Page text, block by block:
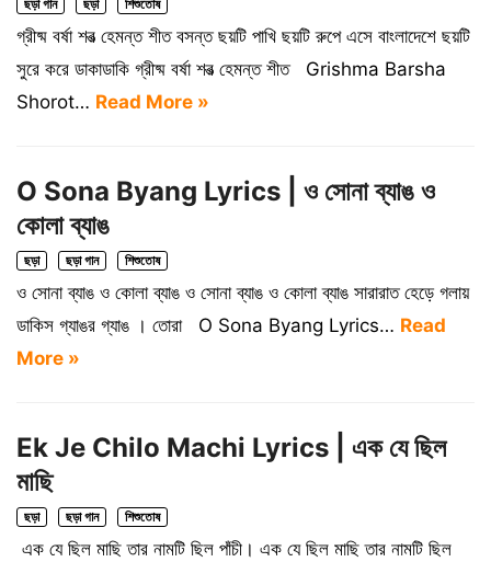
ছড়া গান ছড়া শিশুতোষ
গ্রীষ্ম বর্ষা শরত্‍ হেমন্ত শীত বসন্ত ছয়টি পাখি ছয়টি রুপে এসে বাংলাদেশে ছয়টি
সুরে করে ডাকাডাকি গ্রীষ্ম বর্ষা শরত্‍ হেমন্ত শীত Grishma Barsha
Shorot… Read More »
O Sona Byang Lyrics | ও সোনা ব্যাঙ ও
কোলা ব্যাঙ
ছড়া ছড়া গান শিশুতোষ
ও সোনা ব্যাঙ ও কোলা ব্যাঙ ও সোনা ব্যাঙ ও কোলা ব্যাঙ সারারাত হেড়ে গলায়
ডাকিস গ্যাঙর গ্যাঙ । তোরা O Sona Byang Lyrics… Read
More »
Ek Je Chilo Machi Lyrics | এক যে ছিল
মাছি
ছড়া ছড়া গান শিশুতোষ
এক যে ছিল মাছি তার নামটি ছিল পাঁচী। এক যে ছিল মাছি তার নামটি ছিল